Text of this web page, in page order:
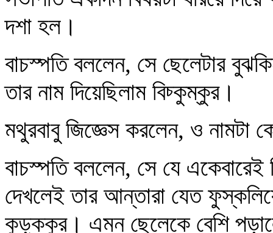
দশা হল।
বাচস্পতি বললেন, সে ছেলেটার
তার নাম দিয়েছিলাম বিচ্‍কুম্‌‍কুর।
মথুরবাবু জিজ্ঞেস করলেন, ও নামটা
বাচস্পতি বললেন, সে যে
দেখলেই তার আন্‌তারা যেত
কুড়ুক্কুর। এমন ছেলেকে বেশি